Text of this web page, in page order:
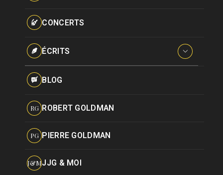
Pseudonymes
CONCERTS
ÉCRITS
Interviews
BLOG
RG ROBERT GOLDMAN
PG PIERRE GOLDMAN
J&MJJG & MOI